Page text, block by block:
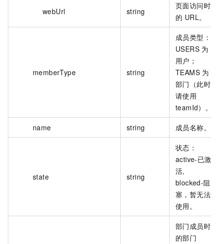
webUrl string
页面访问时
的 URL。
memberType string
成员类型：
USERS 为
用户；
TEAMS 为
部门（此时
请使用
teamId）。
name string 成员名称。
state string
状态：
active-已激
活,
blocked-阻
塞，暂无法
使用。
部门成员时
的部门